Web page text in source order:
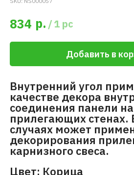
834 р. /1 pc
Добавить в
Внутренний угол
качестве декора
соединения панели
прилегающих стенах.
случаях может
декорирования
карнизного свеса.
Цвет: Корица